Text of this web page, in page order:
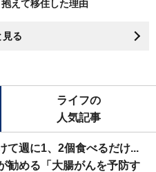
えて移住した理由
見る
ライフの
人気記事
て週に1、2個食べるだけ...
勧める「大腸がんを予防す